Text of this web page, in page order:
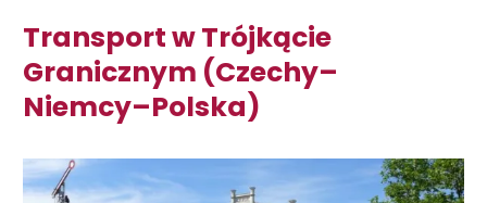
Transport w Trójkącie
Granicznym (Czechy–
Niemcy–Polska)